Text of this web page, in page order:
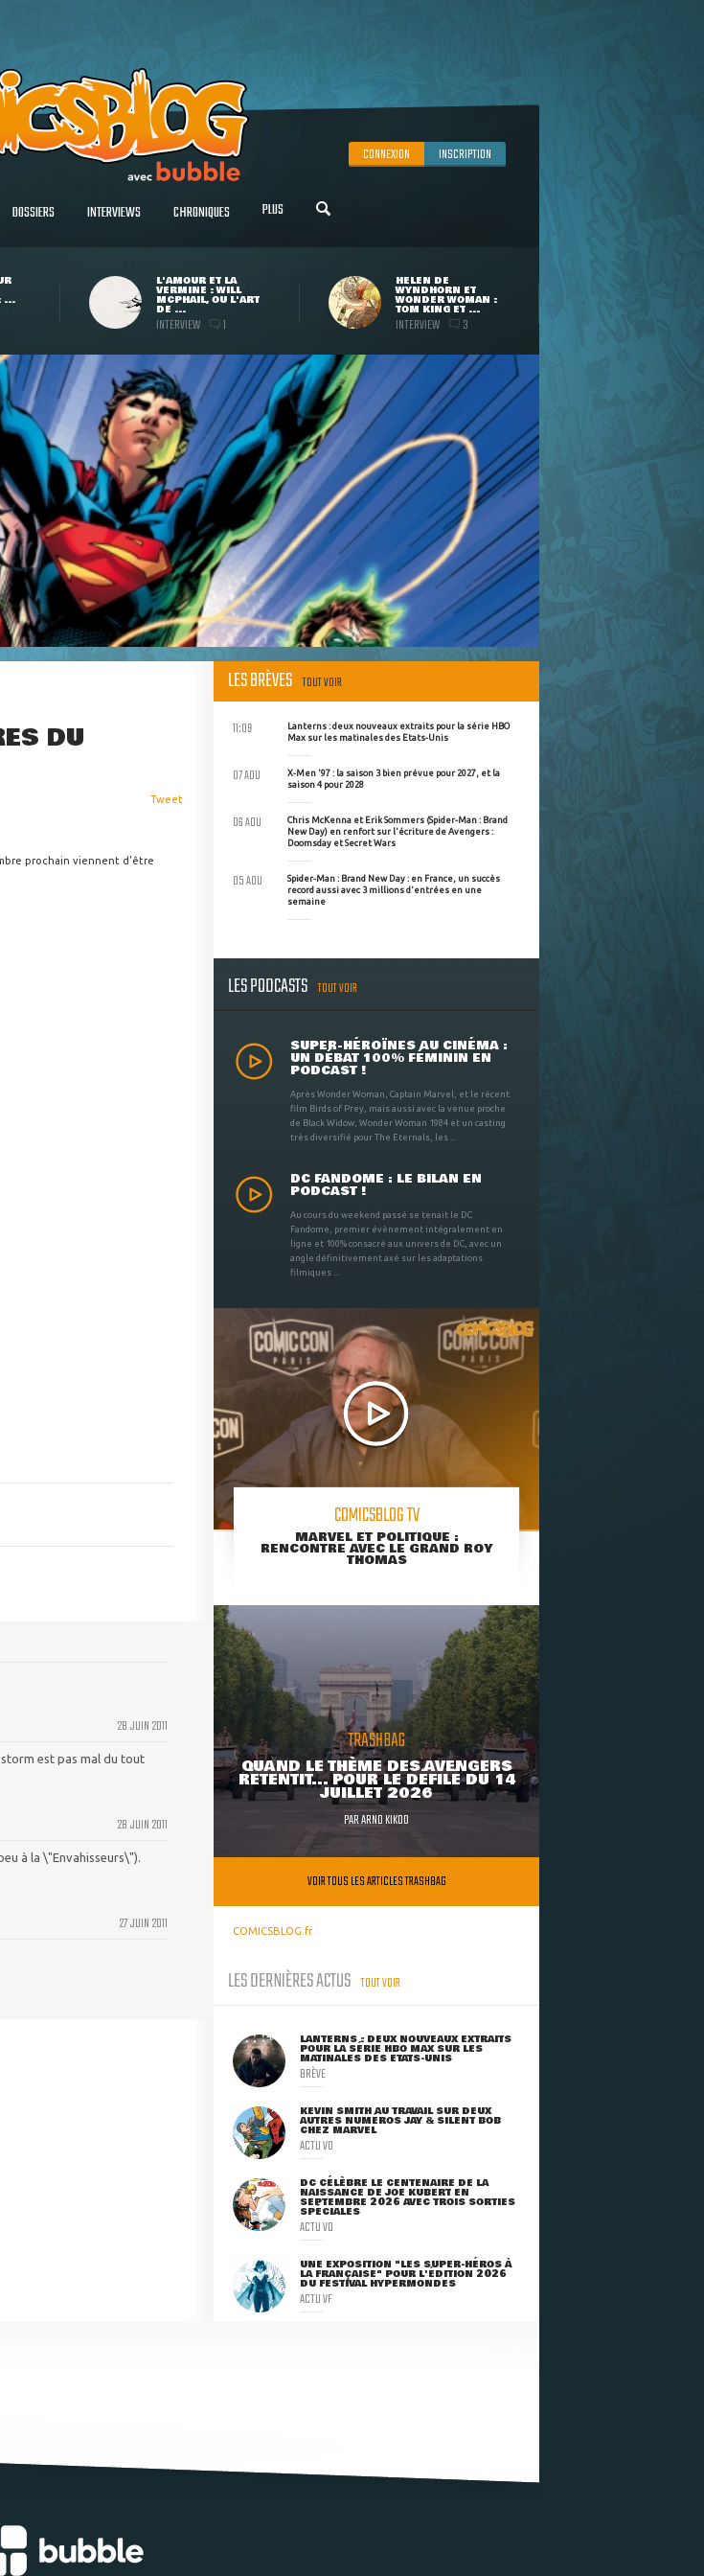
CONNEXION INSCRIPTION
DOSSIERS INTERVIEWS CHRONIQUES PLUS
...
L'AMOUR ET LA
VERMINE : WILL
MCPHAIL, OU L'ART
DE ...
INTERVIEW 1
HELEN DE
WYNDHORN ET
WONDER WOMAN :
TOM KING ET ...
INTERVIEW 3
DU
Tweet
prochain viennent d'être
28 JUIN 2011
est pas mal du tout
28 JUIN 2011
à la \"Envahisseurs\").
27 JUIN 2011
LES BRÈVES TOUT VOIR
Lanterns : deux nouveaux extraits pour la série HBO
Max sur les matinales des Etats-Unis
11:09
X-Men '97 : la saison 3 bien prévue pour 2027, et la
saison 4 pour 2028
07 AOU
Chris McKenna et Erik Sommers (Spider-Man : Brand
New Day) en renfort sur l'écriture de Avengers :
Doomsday et Secret Wars
06 AOU
Spider-Man : Brand New Day : en France, un succès
record aussi avec 3 millions d'entrées en une
semaine
05 AOU
LES PODCASTS TOUT VOIR
SUPER-HÉROÏNES AU CINÉMA :
UN DÉBAT 100% FÉMININ EN
PODCAST !
Après Wonder Woman, Captain Marvel, et le récent
film Birds of Prey, mais aussi avec la venue proche
de Black Widow, Wonder Woman 1984 et un casting
très diversifié pour The Eternals, les ...
DC FANDOME : LE BILAN EN
PODCAST !
Au cours du weekend passé se tenait le DC
Fandome, premier évènement intégralement en
ligne et 100% consacré aux univers de DC, avec un
angle définitivement axé sur les adaptations
filmiques ...
COMICSBLOG TV
MARVEL ET POLITIQUE :
RENCONTRE AVEC LE GRAND ROY
THOMAS
TRASHBAG
QUAND LE THÈME DES AVENGERS
RETENTIT... POUR LE DÉFILÉ DU 14
JUILLET 2026
PARARNO KIKOO
VOIR TOUS LES ARTICLES TRASHBAG
COMICSBLOG.fr
LES DERNIÈRES ACTUS TOUT VOIR
LANTERNS : DEUX NOUVEAUX EXTRAITS
POUR LA SÉRIE HBO MAX SUR LES
MATINALES DES ETATS-UNIS
BRÈVE
KEVIN SMITH AU TRAVAIL SUR DEUX
AUTRES NUMÉROS JAY & SILENT BOB
CHEZ MARVEL
ACTU VO
DC CÉLÈBRE LE CENTENAIRE DE LA
NAISSANCE DE JOE KUBERT EN
SEPTEMBRE 2026 AVEC TROIS SORTIES
SPÉCIALES
ACTU VO
UNE EXPOSITION "LES SUPER-HÉROS À
LA FRANÇAISE" POUR L'ÉDITION 2026
DU FESTIVAL HYPERMONDES
ACTU VF